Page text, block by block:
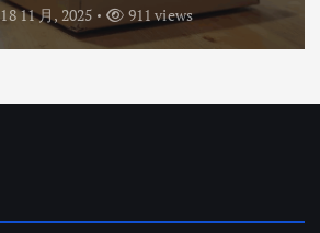
18 11 月, 2025 911 views